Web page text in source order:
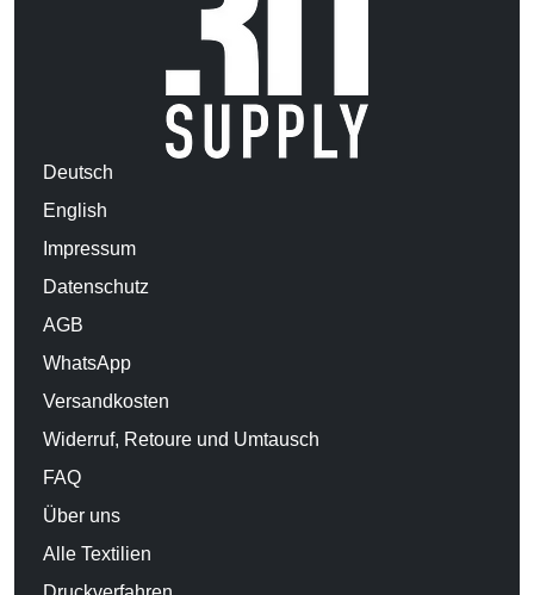
Deutsch
English
Impressum
Datenschutz
AGB
WhatsApp
Versandkosten
Widerruf, Retoure und Umtausch
FAQ
Über uns
Alle Textilien